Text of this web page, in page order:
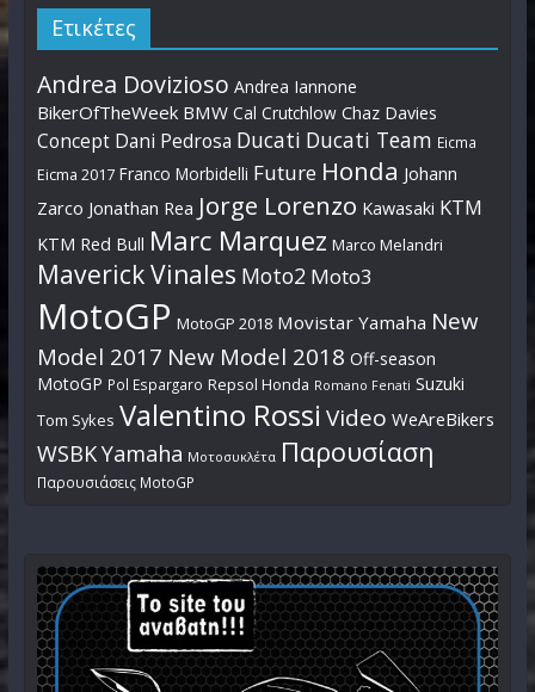
Ετικέτες
Andrea Dovizioso Andrea Iannone
BikerOfTheWeek BMW Cal Crutchlow Chaz Davies
Concept Dani Pedrosa Ducati Ducati Team Eicma
Eicma 2017 Franco Morbidelli Future Honda Johann
Zarco Jonathan Rea Jorge Lorenzo Kawasaki KTM
KTM Red Bull Marc Marquez Marco Melandri
Maverick Vinales Moto2 Moto3
MotoGP MotoGP 2018 Movistar Yamaha New
Model 2017 New Model 2018 Off-season
MotoGP Pol Espargaro Repsol Honda Romano Fenati Suzuki
Tom Sykes Valentino Rossi Video WeAreBikers
WSBKYamaha Μοτοσυκλέτα Παρουσίαση
Παρουσιάσεις MotoGP